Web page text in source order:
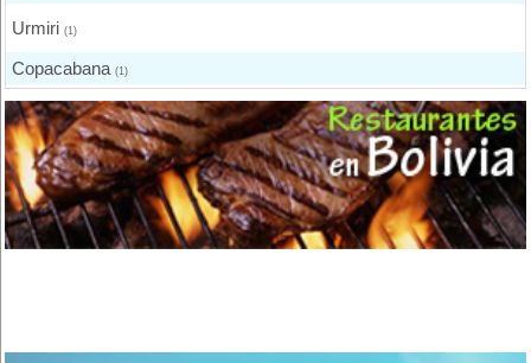
Urmiri(1)
Copacabana(1)
Apolo(1)
Quillacollo(4)
Cochabamba (5)
Colcapirhua(1)
San José de Chiquitos(2)